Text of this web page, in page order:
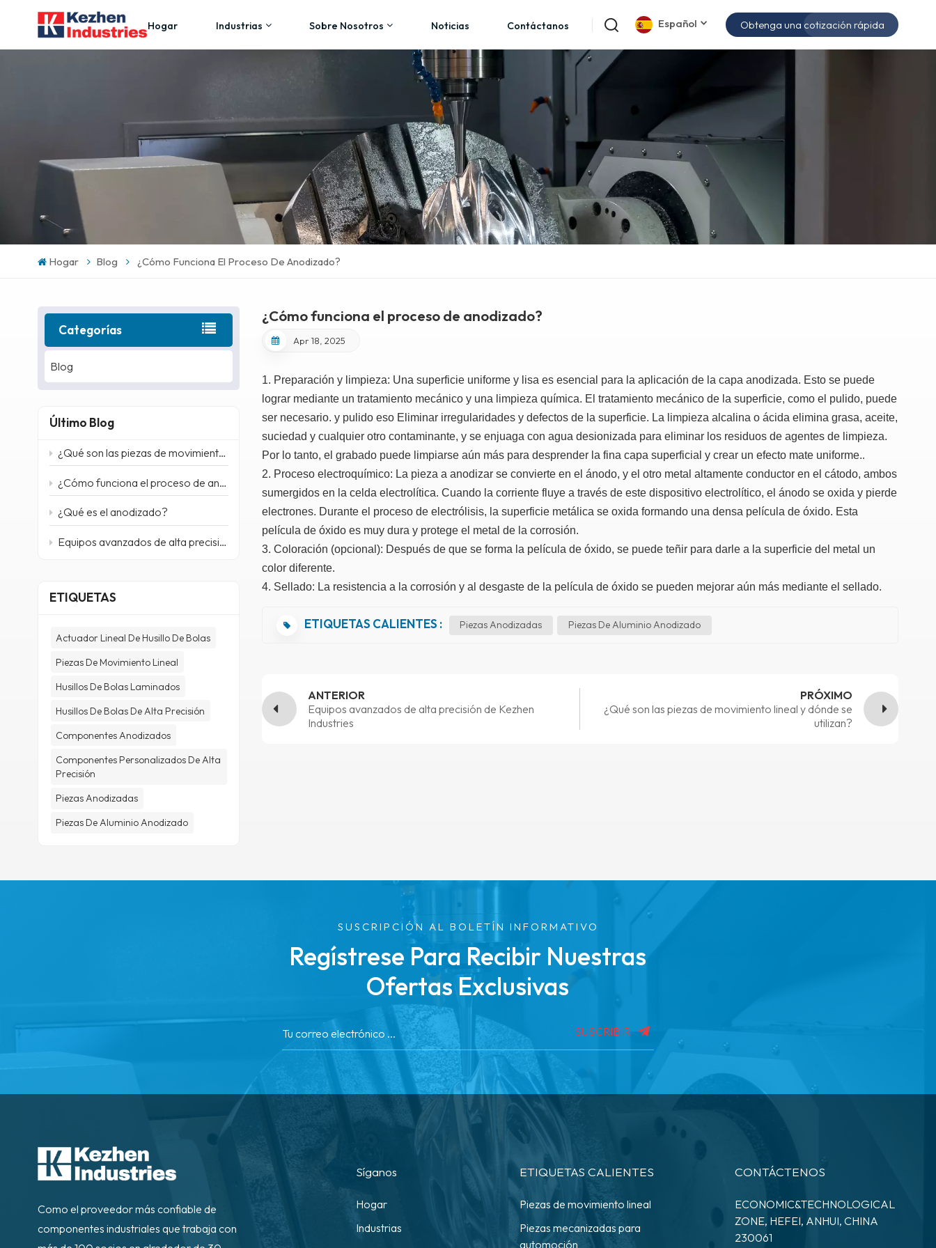
Hogar Industrias Sobre Nosotros Noticias Contáctanos Español
日本語
한국의
Obtenga una cotización rápida
Hogar Blog ¿Cómo Funciona El Proceso De Anodizado?
Categorías
Blog
Último Blog
¿Qué son las piezas de movimiento lineal y dónde se utilizan?
¿Cómo funciona el proceso de anodizado?
¿Qué es el anodizado?
Equipos avanzados de alta precisión de Kezhen Industries
ETIQUETAS
Actuador Lineal De Husillo De Bolas
Piezas De Movimiento Lineal
Husillos De Bolas Laminados
Husillos De Bolas De Alta Precisión
Componentes Anodizados
Componentes Personalizados De Alta
Precisión
Piezas Anodizadas
Piezas De Aluminio Anodizado
¿Cómo funciona el proceso de anodizado?
Apr 18, 2025
1. Preparación y limpieza: Una superficie uniforme y lisa es esencial para la aplicación de la capa anodizada. Esto se puede
lograr mediante un tratamiento mecánico y una limpieza química. El tratamiento mecánico de la superficie, como el pulido, puede
ser necesario. y pulido eso Eliminar irregularidades y defectos de la superficie. La limpieza alcalina o ácida elimina grasa, aceite,
suciedad y cualquier otro contaminante, y se enjuaga con agua desionizada para eliminar los residuos de agentes de limpieza.
Por lo tanto, el grabado puede limpiarse aún más para desprender la fina capa superficial y crear un efecto mate uniforme..
2. Proceso electroquímico: La pieza a anodizar se convierte en el ánodo, y el otro metal altamente conductor en el cátodo, ambos
sumergidos en la celda electrolítica. Cuando la corriente fluye a través de este dispositivo electrolítico, el ánodo se oxida y pierde
electrones. Durante el proceso de electrólisis, la superficie metálica se oxida formando una densa película de óxido. Esta
película de óxido es muy dura y protege el metal de la corrosión.
3. Coloración (opcional): Después de que se forma la película de óxido, se puede teñir para darle a la superficie del metal un
color diferente.
4. Sellado: La resistencia a la corrosión y al desgaste de la película de óxido se pueden mejorar aún más mediante el sellado.
ETIQUETAS CALIENTES : Piezas Anodizadas Piezas De Aluminio Anodizado
ANTERIOR
Equipos avanzados de alta precisión de Kezhen
Industries
PRÓXIMO
¿Qué son las piezas de movimiento lineal y dónde se
utilizan?
SUSCRIPCIÓN AL BOLETÍN INFORMATIVO
Regístrese Para Recibir Nuestras
Ofertas Exclusivas
SUSCRIBIR
Como el proveedor más confiable de
componentes industriales que trabaja con
Síganos
Hogar
Industrias
ETIQUETAS CALIENTES
Piezas de movimiento lineal
Piezas mecanizadas para
automoción
CONTÁCTENOS
ECONOMIC&TECHNOLOGICAL
ZONE, HEFEI, ANHUI, CHINA
230061